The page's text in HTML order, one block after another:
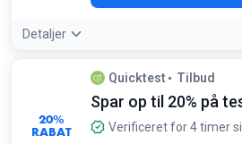
Detaljer
20%
RABAT
Quicktest Tilbud
Spar op til 20% på
Verificeret for 4 timer